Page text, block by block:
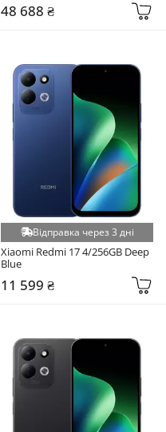
48 688 ₴
Відправка через 3 дні
Xiaomi Redmi 17 4/256GB Deep
Blue
11 599 ₴